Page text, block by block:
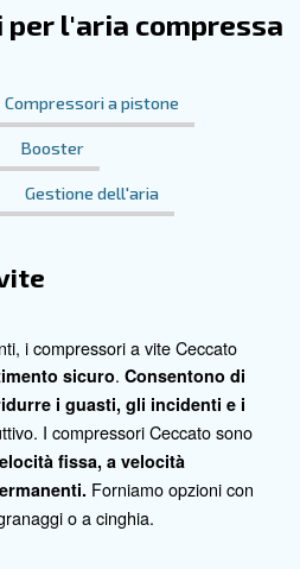
è l'innovazione e
La nostra ampia gamma di
per soddisfare le
di tutte le dimensioni.
e all'affidabilità, ci
settore sanitario.
stesso
successivo? Contattaci oggi
soluzioni per l'aria
oggi stesso!